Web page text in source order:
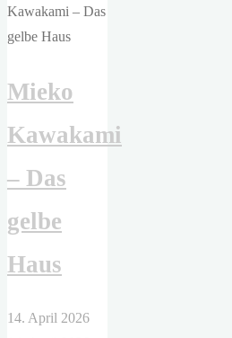
Der
Mieko
Kawakami
– Das
gelbe
Haus
14. April 2026